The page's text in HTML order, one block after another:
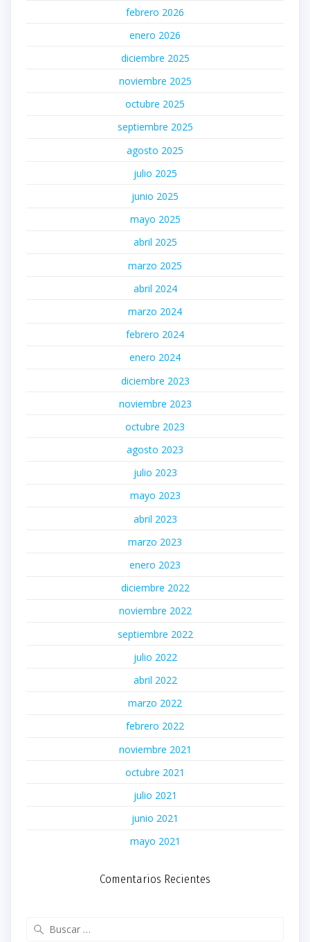
febrero 2026
enero 2026
diciembre 2025
noviembre 2025
octubre 2025
septiembre 2025
agosto 2025
julio 2025
junio 2025
mayo 2025
abril 2025
marzo 2025
abril 2024
marzo 2024
febrero 2024
enero 2024
diciembre 2023
noviembre 2023
octubre 2023
agosto 2023
julio 2023
mayo 2023
abril 2023
marzo 2023
enero 2023
diciembre 2022
noviembre 2022
septiembre 2022
julio 2022
abril 2022
marzo 2022
febrero 2022
noviembre 2021
octubre 2021
julio 2021
junio 2021
mayo 2021
Comentarios Recientes